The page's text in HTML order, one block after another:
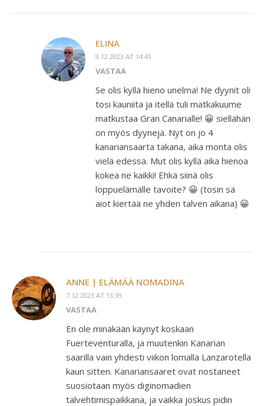
ELINA
9.12.2023 AT 14:41
VASTAA
Se olis kyllä hieno unelma! Ne dyynit oli
tosi kauniita ja itellä tuli matkakuume
matkustaa Gran Canarialle! 😀 siellähän
on myös dyynejä. Nyt on jo 4
kanariansaarta takana, aika monta olis
vielä edessä. Mut olis kyllä aika hienoa
kokea ne kaikki! Ehkä siinä olis
loppuelämälle tavoite? 😀 (tosin sä
aiot kiertää ne yhden talven aikana) 😀
ANNE | ELÄMÄÄ NOMADINA
7.12.2023 AT 13:39
VASTAA
En ole minäkään käynyt koskaan
Fuerteventuralla, ja muutenkin Kanarian
saarilla vain yhdesti viikon lomalla Lanzarotella
kaun sitten. Kanariansaaret ovat nostaneet
suosiotaan myös diginomadien
talvehtimispaikkana, ja vaikka joskus pidin